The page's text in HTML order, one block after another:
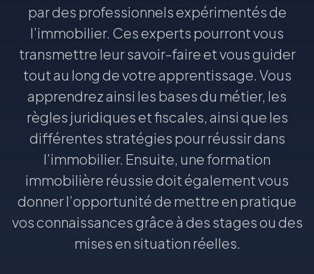
par des professionnels expérimentés de
l’immobilier. Ces experts pourront vous
transmettre leur savoir-faire et vous guider
tout au long de votre apprentissage. Vous
apprendrez ainsi les bases du métier, les
règles juridiques et fiscales, ainsi que les
différentes stratégies pour réussir dans
l’immobilier. Ensuite, une formation
immobilière réussie doit également vous
donner l’opportunité de mettre en pratique
vos connaissances grâce à des stages ou des
mises en situation réelles.